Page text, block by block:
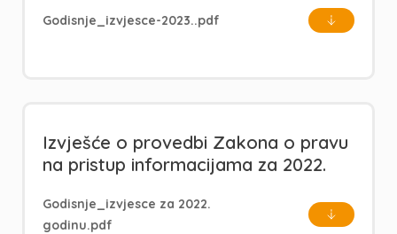
Godisnje_izvjesce-2023..pdf
Izvješće o provedbi Zakona o pravu
na pristup informacijama za 2022.
Godisnje_izvjesce za 2022.
godinu.pdf